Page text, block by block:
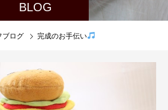
BLOG
ブログ 完成のお手伝い